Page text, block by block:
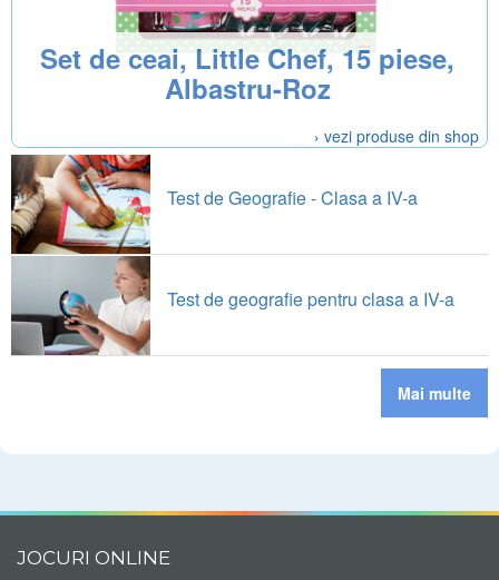
Set de ceai, Little Chef, 15 piese,
Albastru-Roz
› vezi produse din shop
Test de Geografie - Clasa a IV-a
Test de geografie pentru clasa a IV-a
Mai multe
JOCURI ONLINE